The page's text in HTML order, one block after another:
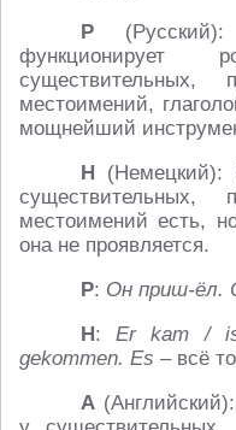
Р
функционирует
существительных,
местоимений,
мощнейший
Н (Немецкий):
существительных,
местоимений есть,
она не проявляется.
Р: Он приш-ёл.
Н:Er kam /
gekommen. Es – всё
А